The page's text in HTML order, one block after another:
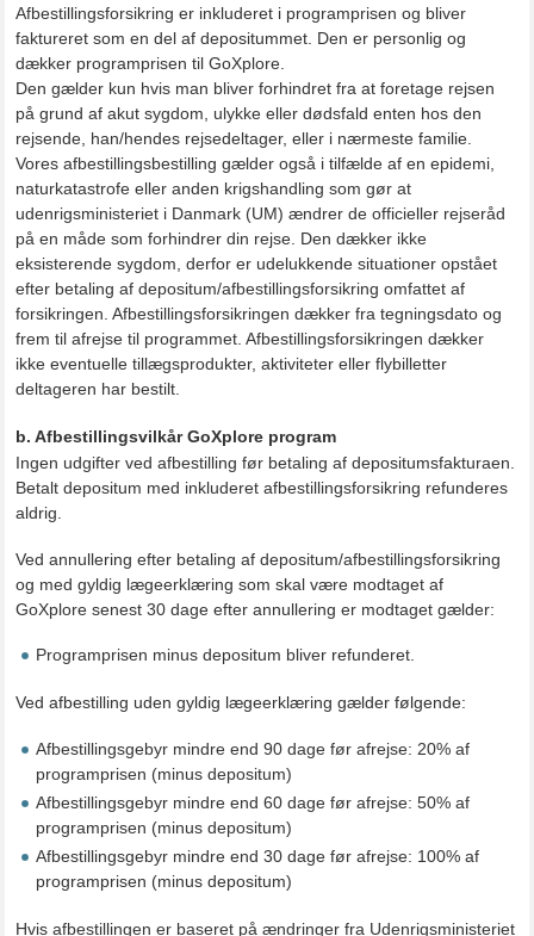
Afbestillingsforsikring er inkluderet i programprisen og bliver
faktureret som en del af depositummet. Den er personlig og
dækker programprisen til GoXplore.
Den gælder kun hvis man bliver forhindret fra at foretage rejsen
på grund af akut sygdom, ulykke eller dødsfald enten hos den
rejsende, han/hendes rejsedeltager, eller i nærmeste familie.
Vores afbestillingsbestilling gælder også i tilfælde af en epidemi,
naturkatastrofe eller anden krigshandling som gør at
udenrigsministeriet i Danmark (UM) ændrer de officieller rejseråd
på en måde som forhindrer din rejse. Den dækker ikke
eksisterende sygdom, derfor er udelukkende situationer opstået
efter betaling af depositum/afbestillingsforsikring omfattet af
forsikringen. Afbestillingsforsikringen dækker fra tegningsdato og
frem til afrejse til programmet. Afbestillingsforsikringen dækker
ikke eventuelle tillægsprodukter, aktiviteter eller flybilletter
deltageren har bestilt.
b. Afbestillingsvilkår GoXplore program
Ingen udgifter ved afbestilling før betaling af depositumsfakturaen.
Betalt depositum med inkluderet afbestillingsforsikring refunderes
aldrig.
Ved annullering efter betaling af depositum/afbestillingsforsikring
og med gyldig lægeerklæring som skal være modtaget af
GoXplore senest 30 dage efter annullering er modtaget gælder:
Programprisen minus depositum bliver refunderet.
Ved afbestilling uden gyldig lægeerklæring gælder følgende:
Afbestillingsgebyr mindre end 90 dage før afrejse: 20% af
programprisen (minus depositum)
Afbestillingsgebyr mindre end 60 dage før afrejse: 50% af
programprisen (minus depositum)
Afbestillingsgebyr mindre end 30 dage før afrejse: 100% af
programprisen (minus depositum)
Hvis afbestillingen er baseret på ændringer fra Udenrigsministeriet